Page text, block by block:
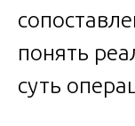
понять
суть